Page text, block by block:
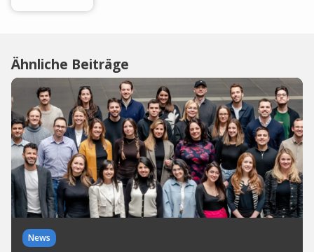
Ähnliche Beiträge
News